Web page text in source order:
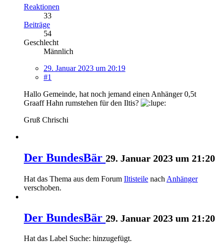
Reaktionen
33
Beiträge
54
Geschlecht
Männlich
29. Januar 2023 um 20:19
#1
Hallo Gemeinde, hat noch jemand einen Anhänger 0,5t
Graaff Hahn rumstehen für den Iltis?
Gruß Chrischi
Der BundesBär 29. Januar 2023 um 21:20
Hat das Thema aus dem Forum Iltisteile nach Anhänger
verschoben.
Der BundesBär 29. Januar 2023 um 21:20
Hat das Label Suche: hinzugefügt.